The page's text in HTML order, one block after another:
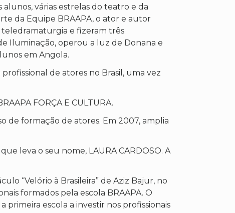
várias estrelas do teatro e da
da Equipe BRAAPA, o ator e autor
e fizeram três
Iluminação, operou a luz de Donana e
em Angola.
de atores no Brasil, uma vez
FORÇA E CULTURA.
de formação de atores. Em 2007, amplia
leva o seu nome, LAURA CARDOSO. A
“Velório à Brasileira” de Aziz Bajur, no
formados pela escola BRAAPA. O
primeira escola a investir nos profissionais